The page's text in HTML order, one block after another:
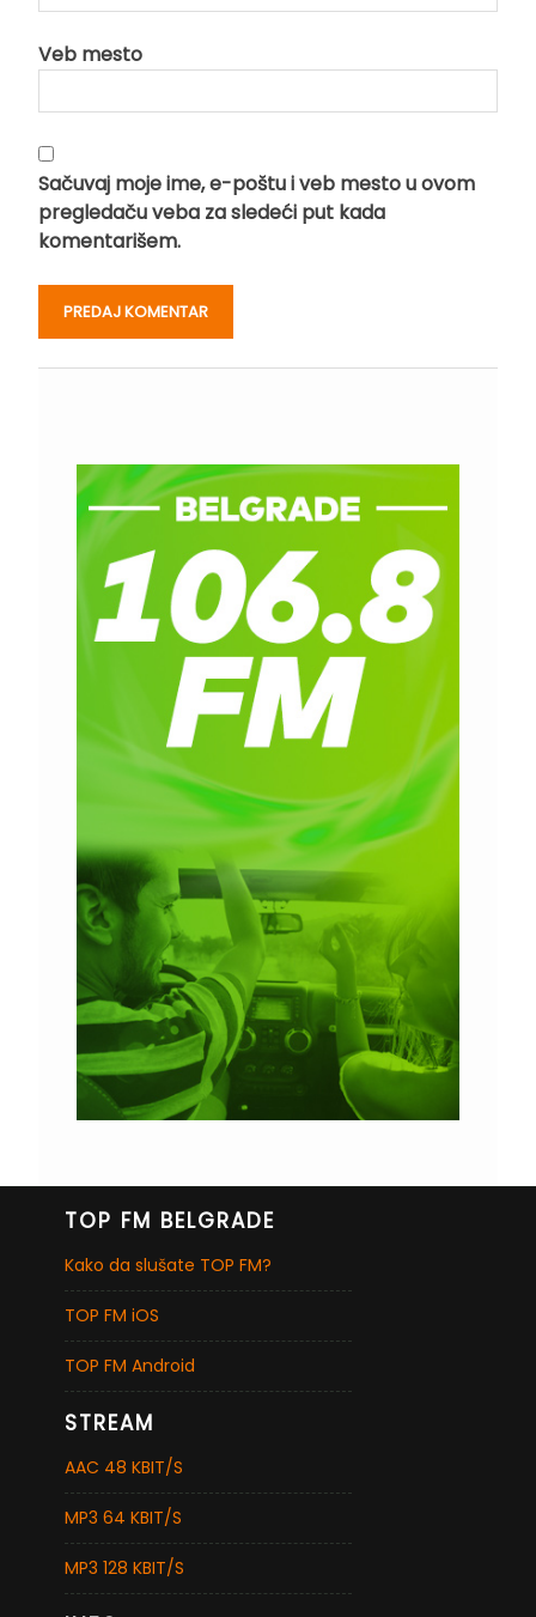
Veb mesto
Sačuvaj moje ime, e-poštu i veb mesto u ovom
pregledaču veba za sledeći put kada
komentarišem.
TOP FM BELGRADE
Kako da slušate TOP FM?
TOP FM iOS
TOP FM Android
STREAM
AAC 48 KBIT/S
MP3 64 KBIT/S
MP3 128 KBIT/S